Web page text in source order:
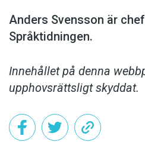
Anders Svensson är
Språktidningen.
Innehållet på denna
upphovsrättsligt skyddat.